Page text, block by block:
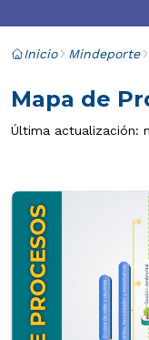
Inicio Mindeporte
Mapa de
Última actualización: